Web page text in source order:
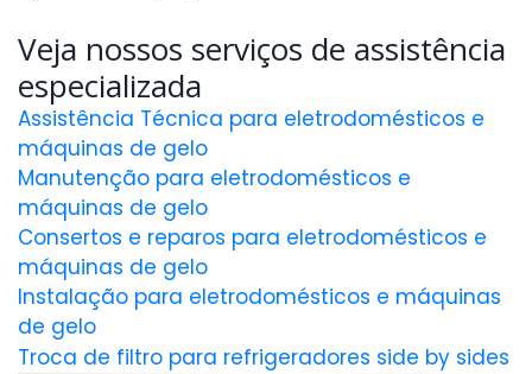
Veja nossos serviços de assistência
especializada
Assistência Técnica para eletrodomésticos e
máquinas de gelo
Manutenção para eletrodomésticos e
máquinas de gelo
Consertos e reparos para eletrodomésticos e
máquinas de gelo
Instalação para eletrodomésticos e máquinas
de gelo
Troca de filtro para refrigeradores side by sides